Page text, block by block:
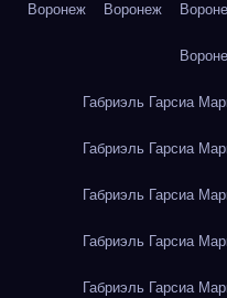
Воронеж Воронеж
Габриэль Гарсиа
Габриэль Гарсиа
Габриэль Гарсиа
Габриэль Гарсиа
Габриэль Гарсиа